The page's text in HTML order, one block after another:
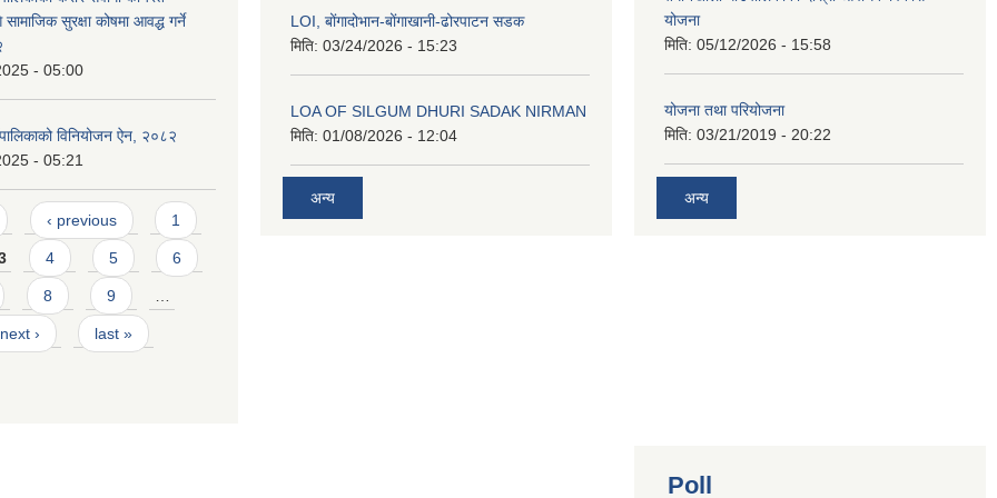
सामाजिक सुरक्षा कोषमा आवद्ध गर्ने
- 05:00
विनियोजन ऐन, २०८२
- 05:21
‹ previous 1
4 5 6
8 9 …
next › last »
LOI, बोंगादोभान-बोंगाखानी-ढोरपाटन सडक
मिति: 03/24/2026 - 15:23
LOA OF SILGUM DHURI SADAK NIRMAN
मिति: 01/08/2026 - 12:04
अन्य
योजना
मिति: 05/12/2026 - 15:58
योजना तथा परियोजना
मिति: 03/21/2019 - 20:22
अन्य
Poll